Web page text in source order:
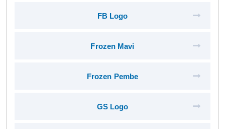
FB Logo
Frozen Mavi
Frozen Pembe
GS Logo